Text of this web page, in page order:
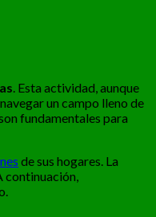
. Esta actividad, aunque
un campo lleno de
fundamentales para
de sus hogares. La